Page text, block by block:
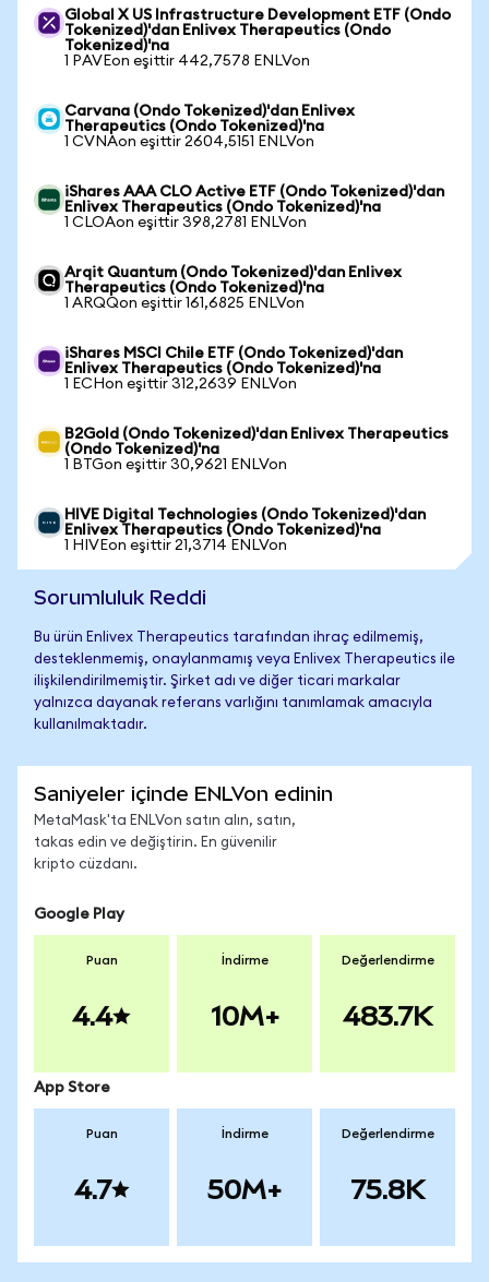
Global X US Infrastructure Development ETF (Ondo
Tokenized)'dan Enlivex Therapeutics (Ondo
Tokenized)'na
1 PAVEon eşittir 442,7578 ENLVon
Carvana (Ondo Tokenized)'dan Enlivex
Therapeutics (Ondo Tokenized)'na
1 CVNAon eşittir 2604,5151 ENLVon
iShares AAA CLO Active ETF (Ondo Tokenized)'dan
Enlivex Therapeutics (Ondo Tokenized)'na
1 CLOAon eşittir 398,2781 ENLVon
Arqit Quantum (Ondo Tokenized)'dan Enlivex
Therapeutics (Ondo Tokenized)'na
1 ARQQon eşittir 161,6825 ENLVon
iShares MSCI Chile ETF (Ondo Tokenized)'dan
Enlivex Therapeutics (Ondo Tokenized)'na
1 ECHon eşittir 312,2639 ENLVon
B2Gold (Ondo Tokenized)'dan Enlivex Therapeutics
(Ondo Tokenized)'na
1 BTGon eşittir 30,9621 ENLVon
HIVE Digital Technologies (Ondo Tokenized)'dan
Enlivex Therapeutics (Ondo Tokenized)'na
1 HIVEon eşittir 21,3714 ENLVon
Sorumluluk Reddi
Bu ürün Enlivex Therapeutics tarafından ihraç edilmemiş,
desteklenmemiş, onaylanmamış veya Enlivex Therapeutics ile
ilişkilendirilmemiştir. Şirket adı ve diğer ticari markalar
yalnızca dayanak referans varlığını tanımlamak amacıyla
kullanılmaktadır.
Saniyeler içinde ENLVon edinin
MetaMask'ta ENLVon satın alın, satın,
takas edin ve değiştirin. En güvenilir
kripto cüzdanı.
Google Play
Puan
4.4
İndirme
10M+
Değerlendirme
483.7K
App Store
Puan
4.7
İndirme
50M+
Değerlendirme
75.8K